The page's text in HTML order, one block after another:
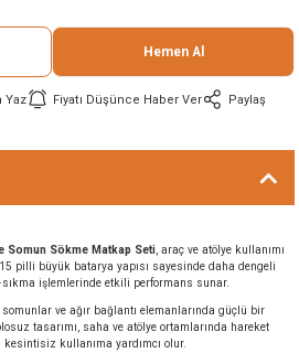
Hemen Al
Yaz Fiyatı Düşünce Haber Ver Paylaş
Somun Sökme Matkap Seti , araç ve atölye kullanımı
pilli büyük batarya yapısı sayesinde daha dengeli
işlemlerinde etkili performans sunar.
ve ağır bağlantı elemanlarında güçlü bir
tasarımı, saha ve atölye ortamlarında hareket
kesintisiz kullanıma yardımcı olur.